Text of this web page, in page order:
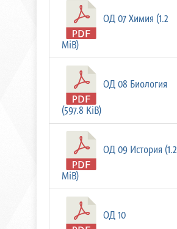
ОД 07 Химия (1.2
MiB)
ОД 08 Биология
(597.8 KiB)
ОД 09 История (1.2
MiB)
ОД 10